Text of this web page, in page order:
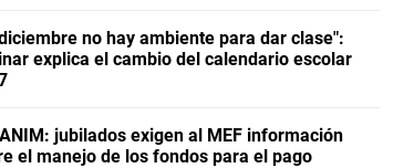
no hay ambiente para dar clase":
explica el cambio del calendario escolar
jubilados exigen al MEF información
el manejo de los fondos para el pago